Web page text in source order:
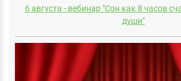
6 августа - вебинар "Сон как 8 часов
души"